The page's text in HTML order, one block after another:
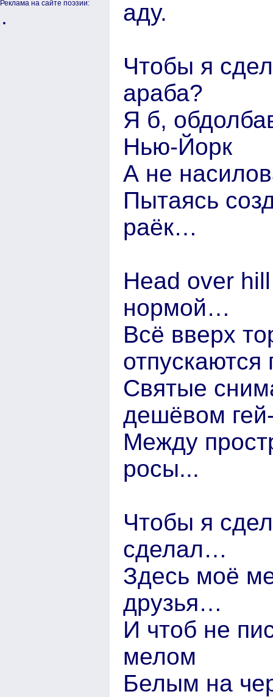
Реклама на сайте поэзии:
аду.
Чтобы я
араба?
Я б,
Нью-Йорк
А не
Пытаясь
раёк…
Head over
нормой…
Всё вверх
отпускаются
Святые
дешёвом
Между
росы...
Чтобы я
сделал…
Здесь моё
друзья…
И чтоб не
мелом
Белым на